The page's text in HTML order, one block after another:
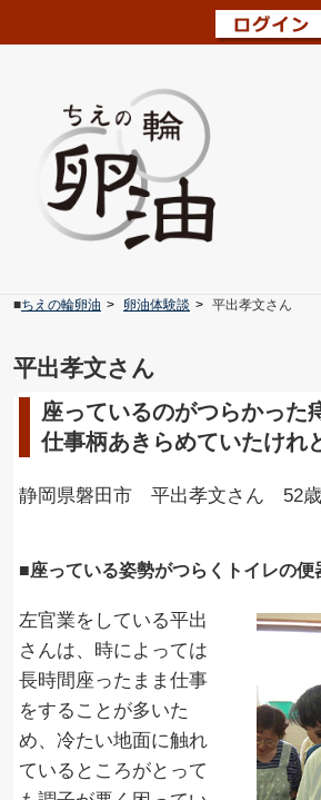
■ちえの輪卵油 卵油体験談 平出孝文さん
平出孝文さん
座っているのがつらかった
仕事柄あきらめていたけれ
静岡県磐田市 平出孝文さん 52歳
■座っている姿勢がつらくトイレの便
左官業をしている平出
さんは、時によっては
長時間座ったまま仕事
をすることが多いた
め、冷たい地面に触れ
ているところがとって